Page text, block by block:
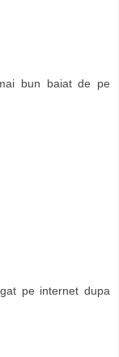
bun baiat de pe
pe internet dupa